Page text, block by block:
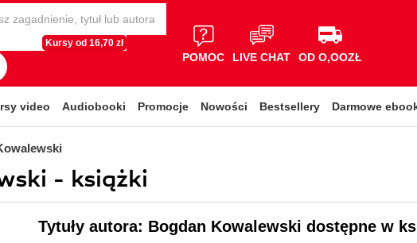
Kursy od 16,70 zł
POMOC LIVE CHAT OD O,OOZŁ
video Audiobooki Promocje Nowości Bestsellery Darmowe
- książki
Tytuły autora: Bogdan Kowalewski dostępne w